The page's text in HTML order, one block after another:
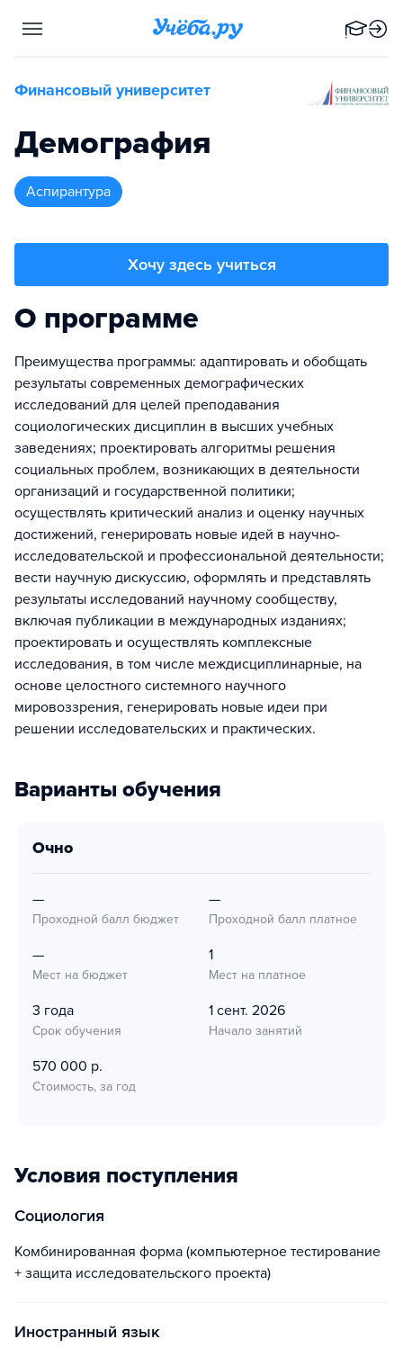
Финансовый университет
Демография
аспирантура
Хочу здесь учиться
О программе
Преимущества программы: адаптировать и обобщать
результаты современных демографических
исследований для целей преподавания
социологических дисциплин в высших учебных
заведениях; проектировать алгоритмы решения
социальных проблем, возникающих в деятельности
организаций и государственной политики;
осуществлять критический анализ и оценку научных
достижений, генерировать новые идей в научно-
исследовательской и профессиональной деятельности;
вести научную дискуссию, оформлять и представлять
результаты исследований научному сообществу,
включая публикации в международных изданиях;
проектировать и осуществлять комплексные
исследования, в том числе междисциплинарные, на
основе целостного системного научного
мировоззрения, генерировать новые идеи при
решении исследовательских и практических.
Варианты обучения
очно
—
Проходной балл бюджет
—
Проходной балл платное
—
Мест на бюджет
1
Мест на платное
3 года
Срок обучения
1 сент. 2026
Начало занятий
570 000 р.
Стоимость, за год
Условия поступления
Социология
+ защита исследовательского проекта)
Иностранный язык